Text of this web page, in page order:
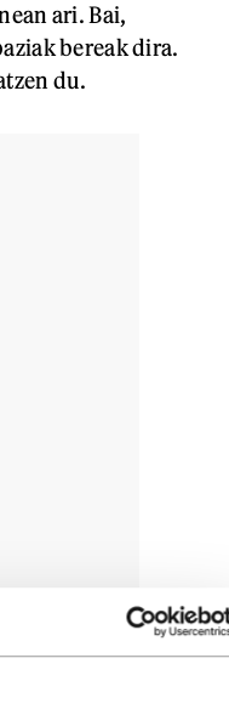
ari. Bai,
bereak dira.
du.